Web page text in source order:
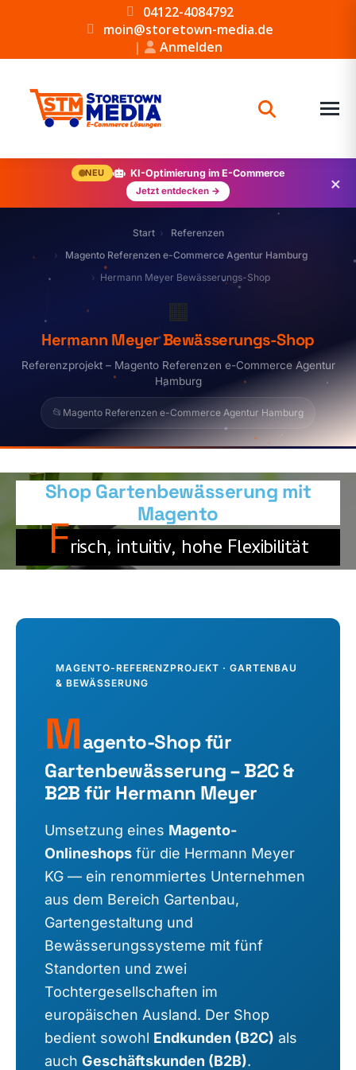
04122-4084792
moin@storetown-media.de
|
Anmelden
NEU KI-Optimierung im E-Commerce
Jetzt entdecken → ×
Start
Referenzen
Magento Referenzen e-Commerce Agentur Hamburg
Hermann Meyer Bewässerungs-Shop
🟧
Hermann Meyer Bewässerungs-Shop
Referenzprojekt – Magento Referenzen e-Commerce Agentur
Hamburg
📂 Magento Referenzen e-Commerce Agentur Hamburg
Shop Gartenbewässerung mit
Magento
Frisch, intuitiv, hohe Flexibilität
Sie befinden sich hier:
MAGENTO-REFERENZPROJEKT · GARTENBAU
& BEWÄSSERUNG
Magento-Shop für
Gartenbewässerung – B2C &
B2B für Hermann Meyer
Umsetzung eines Magento-
Onlineshops für die Hermann Meyer
KG — ein renommiertes Unternehmen
aus dem Bereich Gartenbau,
Gartengestaltung und
Bewässerungssysteme mit fünf
Standorten und zwei
Tochtergesellschaften im
europäischen Ausland. Der Shop
bedient sowohl Endkunden (B2C) als
auch Geschäftskunden (B2B).